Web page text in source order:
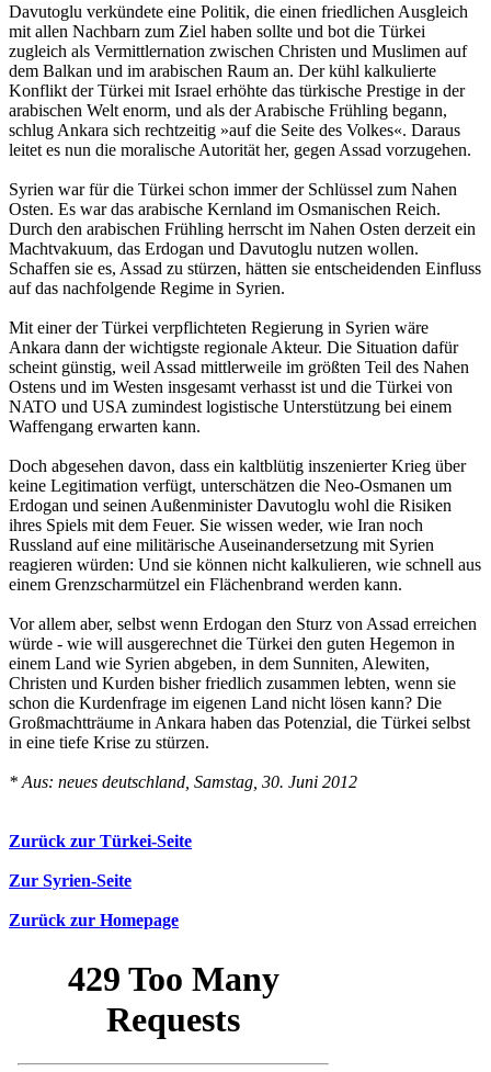
Davutoglu verkündete eine Politik, die einen friedlichen Ausgleich
mit allen Nachbarn zum Ziel haben sollte und bot die Türkei
zugleich als Vermittlernation zwischen Christen und Muslimen auf
dem Balkan und im arabischen Raum an. Der kühl kalkulierte
Konflikt der Türkei mit Israel erhöhte das türkische Prestige in der
arabischen Welt enorm, und als der Arabische Frühling begann,
schlug Ankara sich rechtzeitig »auf die Seite des Volkes«. Daraus
leitet es nun die moralische Autorität her, gegen Assad vorzugehen.
Syrien war für die Türkei schon immer der Schlüssel zum Nahen
Osten. Es war das arabische Kernland im Osmanischen Reich.
Durch den arabischen Frühling herrscht im Nahen Osten derzeit ein
Machtvakuum, das Erdogan und Davutoglu nutzen wollen.
Schaffen sie es, Assad zu stürzen, hätten sie entscheidenden Einfluss
auf das nachfolgende Regime in Syrien.
Mit einer der Türkei verpflichteten Regierung in Syrien wäre
Ankara dann der wichtigste regionale Akteur. Die Situation dafür
scheint günstig, weil Assad mittlerweile im größten Teil des Nahen
Ostens und im Westen insgesamt verhasst ist und die Türkei von
NATO und USA zumindest logistische Unterstützung bei einem
Waffengang erwarten kann.
Doch abgesehen davon, dass ein kaltblütig inszenierter Krieg über
keine Legitimation verfügt, unterschätzen die Neo-Osmanen um
Erdogan und seinen Außenminister Davutoglu wohl die Risiken
ihres Spiels mit dem Feuer. Sie wissen weder, wie Iran noch
Russland auf eine militärische Auseinandersetzung mit Syrien
reagieren würden: Und sie können nicht kalkulieren, wie schnell aus
einem Grenzscharmützel ein Flächenbrand werden kann.
Vor allem aber, selbst wenn Erdogan den Sturz von Assad erreichen
würde - wie will ausgerechnet die Türkei den guten Hegemon in
einem Land wie Syrien abgeben, in dem Sunniten, Alewiten,
Christen und Kurden bisher friedlich zusammen lebten, wenn sie
schon die Kurdenfrage im eigenen Land nicht lösen kann? Die
Großmachtträume in Ankara haben das Potenzial, die Türkei selbst
in eine tiefe Krise zu stürzen.
* Aus: neues deutschland, Samstag, 30. Juni 2012
Zurück zur Türkei-Seite
Zur Syrien-Seite
Zurück zur Homepage